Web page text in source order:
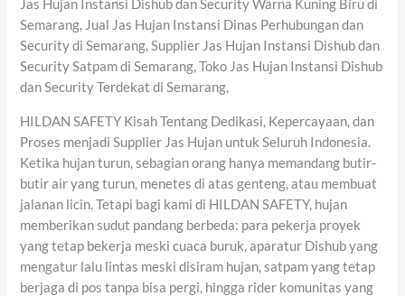
Jas Hujan Instansi Dishub dan Security Warna Kuning Biru di
Semarang, Jual Jas Hujan Instansi Dinas Perhubungan dan
Security di Semarang, Supplier Jas Hujan Instansi Dishub dan
Security Satpam di Semarang, Toko Jas Hujan Instansi Dishub
dan Security Terdekat di Semarang,
HILDAN SAFETY Kisah Tentang Dedikasi, Kepercayaan, dan
Proses menjadi Supplier Jas Hujan untuk Seluruh Indonesia.
Ketika hujan turun, sebagian orang hanya memandang butir-
butir air yang turun, menetes di atas genteng, atau membuat
jalanan licin. Tetapi bagi kami di HILDAN SAFETY, hujan
memberikan sudut pandang berbeda: para pekerja proyek
yang tetap bekerja meski cuaca buruk, aparatur Dishub yang
mengatur lalu lintas meski disiram hujan, satpam yang tetap
berjaga di pos tanpa bisa pergi, hingga rider komunitas yang